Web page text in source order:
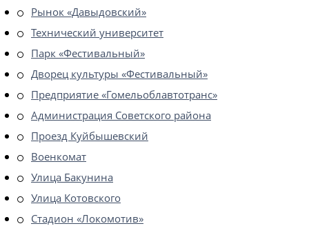
Рынок «Давыдовский»
Технический университет
Парк «Фестивальный»
Дворец культуры «Фестивальный»
Предприятие «Гомельоблавтотранс»
Администрация Советского района
Проезд Куйбышевский
Военкомат
Улица Бакунина
Улица Котовского
Стадион «Локомотив»